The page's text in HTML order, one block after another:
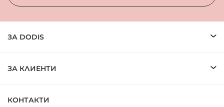
ЗА DODIS
ЗА КЛИЕНТИ
КОНТАКТИ